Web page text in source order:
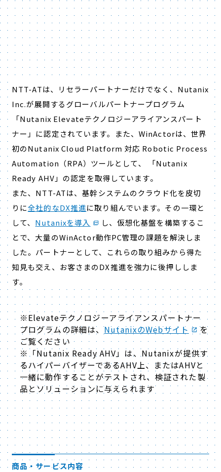
NTT-ATは、リセラーパートナーだけでなく、Nutanix
Inc.が展開するグローバルパートナープログラム
「Nutanix Elevateテクノロジーアライアンスパート
ナー」に認定されています。また、WinActorは、世界
初のNutanix Cloud Platform 対応 Robotic Process
Automation（RPA）ツールとして、 「Nutanix
Ready AHV」の認定を取得しています。
また、NTT-ATは、基幹システムのクラウド化を皮切
りに全社的なDX推進に取り組んでいます。その一環と
して、 Nutanixを導入
し、仮想化基盤を構築するこ
とで、大量のWinActor動作PC管理の課題を解決しま
した。パートナーとして、これらの取り組みから得た
知見も交え、お客さまのDX推進を強力に後押ししま
す。
※Elevateテクノロジーアライアンスパートナー
プログラムの詳細は、NutanixのWebサイト
を
ご覧ください
※「Nutanix Ready AHV」 は、Nutanixが提供す
るハイパーバイザーであるAHV上、またはAHVと
一緒に動作することがテストされ、検証された製
品とソリューションに与えられます
商品・サービス内容